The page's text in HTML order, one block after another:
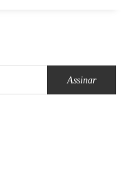
Assinar